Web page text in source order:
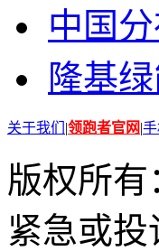
中国
隆基
关于我们 |领跑者官网|
版权所有
紧急或投